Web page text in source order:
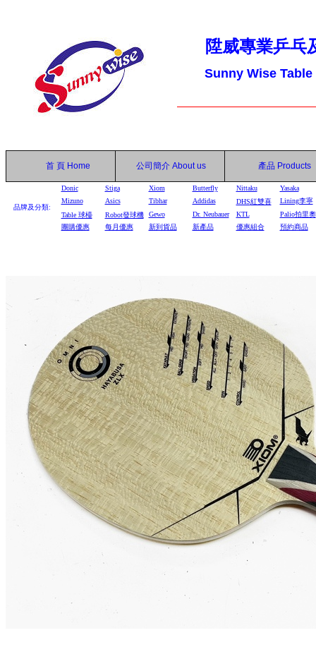
陞威專業乒乓
Sunny Wise
首 頁 Home 公司簡介 About us 產品 Products
品牌及分類:
Donic Stiga Xiom Butterfly Nittaku
Yasaka
Mizuno
Asics Tibhar Addidas DHS紅雙喜
Lining李寧
Table 球檯 Robot發球機 Gewo Dr. Neubauer KTL
Palio拍里奧
團購優惠
每月優惠 新到貨品 新產品 優惠組合 預約商品